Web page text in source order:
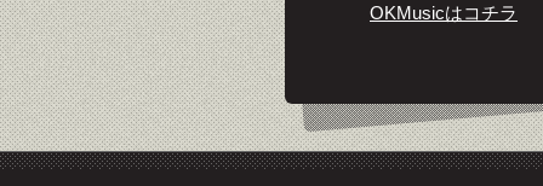
OKMusicはコチラ